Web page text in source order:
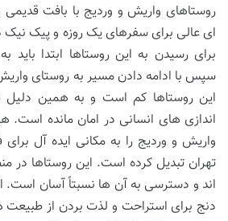
روستاهای واریش و وردیج با بافت
ای عالی برای سفرهای یک روزه و پیک نیک
برای رسیدن به این روستاها ابتدا باید
سپس با ادامه دادن مسیر به روستای
این روستاها کم است و به همین
اندازی های انسانی در امان مانده است.
واریش و وردیج را به مکانی ایده آل
اند و دسترسی به آن ها نسبتاً آسان است.
دنج برای استراحت و لذت بردن از